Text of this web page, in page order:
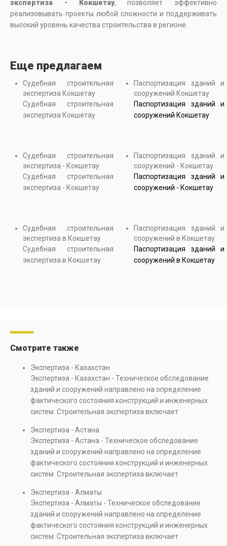
экспертиза - Кокшетау, позволяет эффективно
реализовывать проекты любой сложности и поддерживать
высокий уровень качества строительства в регионе.
Еще предлагаем
Судебная строительная
экспертиза Кокшетау
Судебная строительная
экспертиза Кокшетау
Судебная строительная
экспертиза - Кокшетау
Судебная строительная
экспертиза - Кокшетау
Судебная строительная
экспертиза в Кокшетау
Судебная строительная
экспертиза в Кокшетау
Паспортизация зданий и
сооружений Кокшетау
Паспортизация зданий и
сооружений Кокшетау
Паспортизация зданий и
сооружений - Кокшетау
Паспортизация зданий и
сооружений - Кокшетау
Паспортизация зданий и
сооружений в Кокшетау
Паспортизация зданий и
сооружений в Кокшетау
Смотрите также
Экспертиза - Казахстан
Экспертиза - Казахстан - Техническое обследование
зданий и сооружений направлено на определение
фактического состояния конструкций и инженерных
систем. Строительная экспертиза включает
элементов и оценку эксплуатационной безопасности.
Услуга востребована при покупке недвижимости,
капитальном ремонте и реконструкции объектов, а
также при судебных разбирательствах и технических
проверках.
Экспертиза - Астана
Экспертиза - Астана - Техническое обследование
зданий и сооружений направлено на определение
фактического состояния конструкций и инженерных
систем. Строительная экспертиза включает
элементов и оценку эксплуатационной безопасности.
Услуга востребована при покупке недвижимости,
капитальном ремонте и реконструкции объектов, а
также при судебных разбирательствах и технических
проверках.
Экспертиза - Алматы
Экспертиза - Алматы - Техническое обследование
зданий и сооружений направлено на определение
фактического состояния конструкций и инженерных
систем. Строительная экспертиза включает